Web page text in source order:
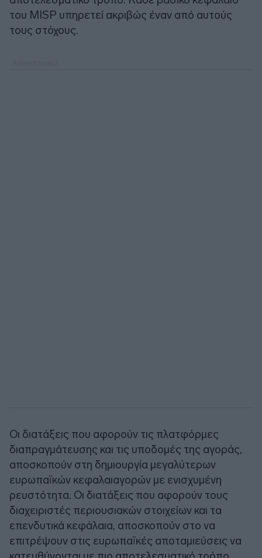
του MISP υπηρετεί ακριβώς έναν από αυτούς
τους στόχους.
Οι διατάξεις που αφορούν τις πλατφόρμες
διαπραγμάτευσης και τις υποδομές της αγοράς,
αποσκοπούν στη δημιουργία μεγαλύτερων
ευρωπαϊκών κεφαλαιαγορών με ενισχυμένη
ρευστότητα. Οι διατάξεις που αφορούν τους
διαχειριστές περιουσιακών στοιχείων και τα
επενδυτικά κεφάλαια, αποσκοπούν στο να
επιτρέψουν στις ευρωπαϊκές αποταμιεύσεις να